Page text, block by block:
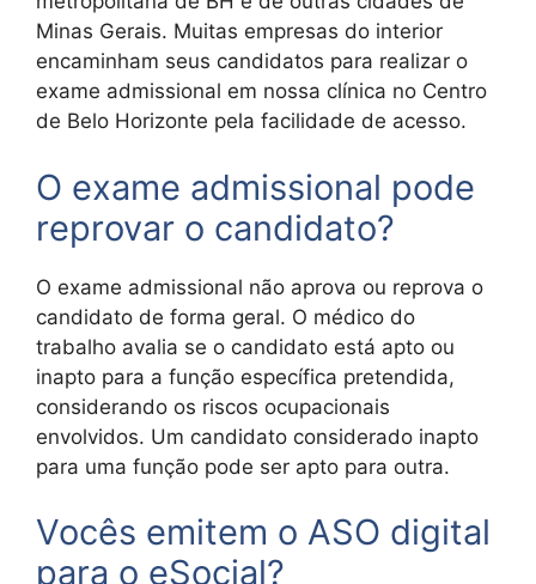
Minas Gerais. Muitas empresas do interior
encaminham seus candidatos para realizar o
exame admissional em nossa clínica no Centro
de Belo Horizonte pela facilidade de acesso.
O exame admissional pode
reprovar o candidato?
O exame admissional não aprova ou reprova o
candidato de forma geral. O médico do
trabalho avalia se o candidato está apto ou
inapto para a função específica pretendida,
considerando os riscos ocupacionais
envolvidos. Um candidato considerado inapto
para uma função pode ser apto para outra.
Vocês emitem o ASO digital
para o eSocial?